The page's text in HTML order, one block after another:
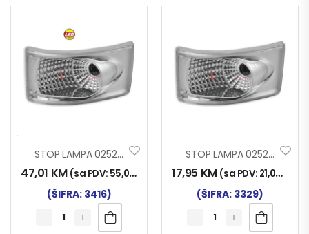
STOP LAMPA 0252 LED BIJELA
47,01 KM (sa PDV: 55,00
(ŠIFRA: 3416)
STOP LAMPA 0252 BIJELA
17,95 KM (sa PDV: 21,00
(ŠIFRA: 3329)